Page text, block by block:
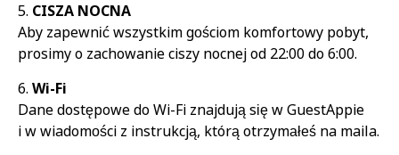
CISZA NOCNA
Aby zapewnić wszystkim gościom komfortowy pobyt,
prosimy o zachowanie ciszy nocnej od 22:00 do 6:00.
Wi-Fi
Dane dostępowe do Wi-Fi znajdują się w GuestAppie
i w wiadomości z instrukcją, którą otrzymałeś na maila.